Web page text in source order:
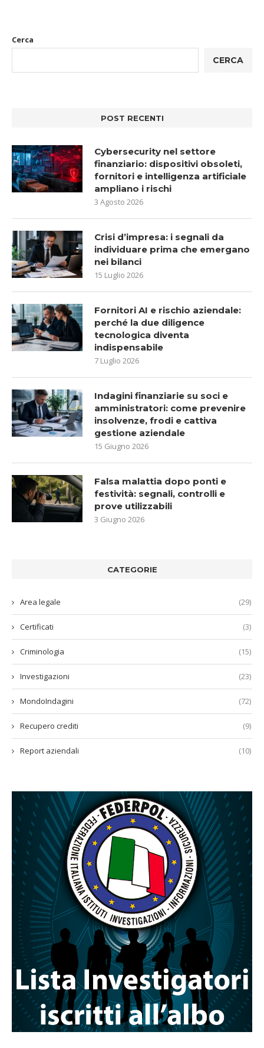
Cerca
CERCA
POST RECENTI
Cybersecurity nel settore
finanziario: dispositivi obsoleti,
fornitori e intelligenza artificiale
ampliano i rischi
3 Agosto 2026
Crisi d’impresa: i segnali da
individuare prima che emergano
nei bilanci
15 Luglio 2026
Fornitori AI e rischio aziendale:
perché la due diligence
tecnologica diventa
indispensabile
7 Luglio 2026
Indagini finanziarie su soci e
amministratori: come prevenire
insolvenze, frodi e cattiva
gestione aziendale
15 Giugno 2026
Falsa malattia dopo ponti e
festività: segnali, controlli e
prove utilizzabili
3 Giugno 2026
CATEGORIE
Area legale (29)
Certificati (3)
Criminologia (15)
Investigazioni (23)
MondoIndagini (72)
Recupero crediti (9)
Report aziendali (10)